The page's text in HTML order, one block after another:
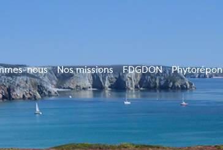
nous Nos missions FDGDON